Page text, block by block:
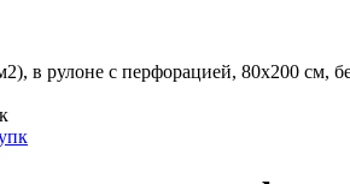
в рулоне с перфорацией, 80х200 см,